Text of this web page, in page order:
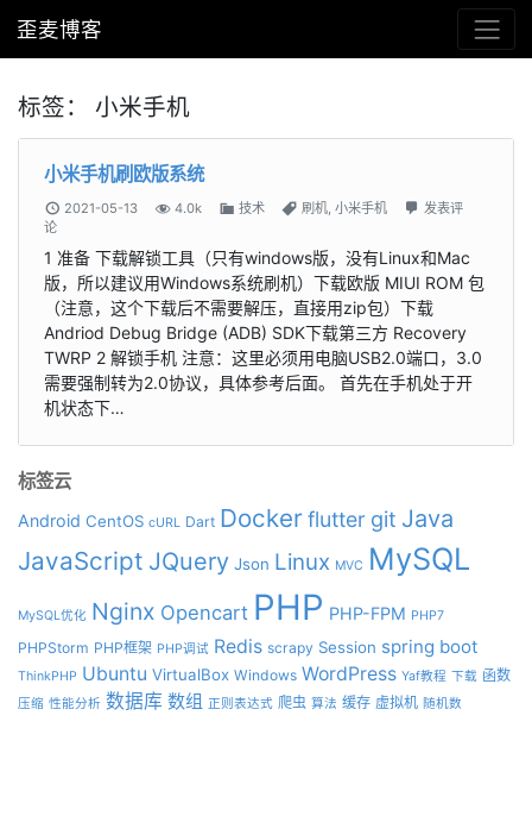
歪麦博客
标签： 小米手机
小米手机刷欧版系统
2021-05-13 4.0k 技术 刷机 小米手机
发表评
论
1 准备 下载解锁工具（只有windows版，没有Linux和Mac
版，所以建议用Windows系统刷机）下载欧版 MIUI ROM 包
（注意，这个下载后不需要解压，直接用zip包）下载
Andriod Debug Bridge (ADB) SDK下载第三方 Recovery
TWRP 2 解锁手机 注意：这里必须用电脑USB2.0端口，3.0
需要强制转为2.0协议，具体参考后面。 首先在手机处于开
机状态下…
标签云
Android CentOS cURL Dart Dockerflutter git Java
JavaScript JQuery Json Linux MVC MySQL
MySQL优化 Nginx Opencart PHP PHP-FPM PHP7
PHPStorm PHP框架 PHP调试 Redis scrapy Session spring boot
ThinkPHP Ubuntu VirtualBox Windows WordPress Yaf教程 下载 函数
压缩 性能分析 数据库 数组 正则表达式 爬虫 算法 缓存 虚拟机 随机数